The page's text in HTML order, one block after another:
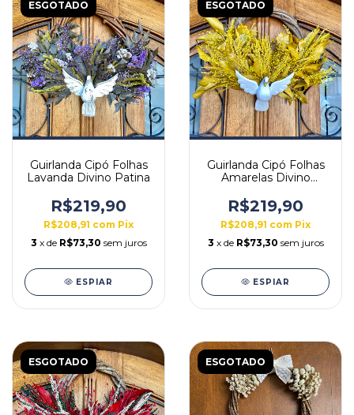
ESGOTADO
Guirlanda Cipó Folhas
Lavanda Divino Patina
R$219,90
R$208,91 com Pix
3 x de R$73,30 sem juros
ESPIAR
ESGOTADO
Guirlanda Cipó Folhas
Amarelas Divino
R$219,90
R$208,91 com Pix
3 x de R$73,30 sem juros
ESPIAR
ESGOTADO ESGOTADO